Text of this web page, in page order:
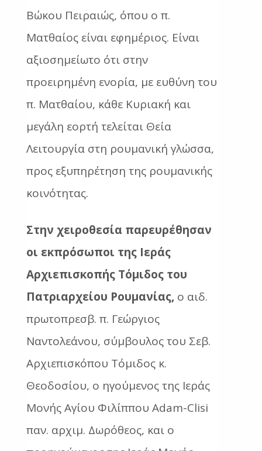
Βώκου Πειραιώς, όπου ο π.
Ματθαίος είναι εφημέριος. Είναι
αξιοσημείωτο ότι στην
προειρημένη ενορία, με ευθύνη του
π. Ματθαίου, κάθε Κυριακή και
μεγάλη εορτή τελείται Θεία
Λειτουργία στη ρουμανική γλώσσα,
προς εξυπηρέτηση της ρουμανικής
κοινότητας.
Στην χειροθεσία παρευρέθησαν
οι εκπρόσωποι της Ιεράς
Αρχιεπισκοπής Τόμιδος του
Πατριαρχείου Ρουμανίας, ο αιδ.
πρωτοπρεσβ. π. Γεώργιος
Ναντολεάνου, σύμβουλος του Σεβ.
Αρχιεπισκόπου Τόμιδος κ.
Θεοδοσίου, ο ηγούμενος της Ιεράς
Μονής Αγίου Φιλίππου Adam-Clisi
παν. αρχιμ. Δωρόθεος, και ο